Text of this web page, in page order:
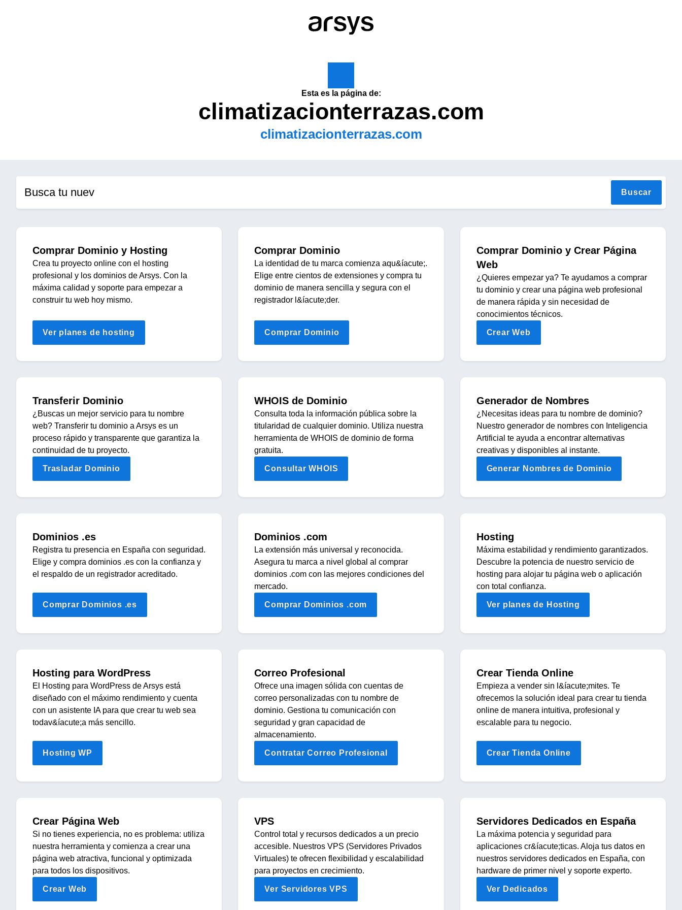
Esta es la página de:
climatizacionterrazas.com
climatizacionterrazas.com
Busca tu nuevo Buscar
Comprar Dominio y Hosting
Crea tu proyecto online con el hosting
profesional y los dominios de Arsys. Con la
máxima calidad y soporte para empezar a
construir tu web hoy mismo.
Ver planes de hosting
Comprar Dominio
La identidad de tu marca comienza aqu&íacute;.
Elige entre cientos de extensiones y compra tu
dominio de manera sencilla y segura con el
registrador l&íacute;der.
Comprar Dominio
Comprar Dominio y Crear Página
Web
¿Quieres empezar ya? Te ayudamos a comprar
tu dominio y crear una página web profesional
de manera rápida y sin necesidad de
conocimientos técnicos.
Crear Web
Transferir Dominio
¿Buscas un mejor servicio para tu nombre
web? Transferir tu dominio a Arsys es un
proceso rápido y transparente que garantiza la
continuidad de tu proyecto.
Trasladar Dominio
WHOIS de Dominio
Consulta toda la información pública sobre la
titularidad de cualquier dominio. Utiliza nuestra
herramienta de WHOIS de dominio de forma
gratuita.
Consultar WHOIS
Generador de Nombres
¿Necesitas ideas para tu nombre de dominio?
Nuestro generador de nombres con Inteligencia
Artificial te ayuda a encontrar alternativas
creativas y disponibles al instante.
Generar Nombres de Dominio
Dominios .es
Registra tu presencia en España con seguridad.
Elige y compra dominios .es con la confianza y
el respaldo de un registrador acreditado.
Comprar Dominios .es
Dominios .com
La extensión más universal y reconocida.
Asegura tu marca a nivel global al comprar
dominios .com con las mejores condiciones del
mercado.
Comprar Dominios .com
Hosting
Máxima estabilidad y rendimiento garantizados.
Descubre la potencia de nuestro servicio de
hosting para alojar tu página web o aplicación
con total confianza.
Ver planes de Hosting
Hosting para WordPress
El Hosting para WordPress de Arsys está
diseñado con el máximo rendimiento y cuenta
con un asistente IA para que crear tu web sea
todav&íacute;a más sencillo.
Hosting WP
Correo Profesional
Ofrece una imagen sólida con cuentas de
correo personalizadas con tu nombre de
dominio. Gestiona tu comunicación con
seguridad y gran capacidad de
almacenamiento.
Contratar Correo Profesional
Crear Tienda Online
Empieza a vender sin l&íacute;mites. Te
ofrecemos la solución ideal para crear tu tienda
online de manera intuitiva, profesional y
escalable para tu negocio.
Crear Tienda Online
Crear Página Web
Si no tienes experiencia, no es problema: utiliza
nuestra herramienta y comienza a crear una
página web atractiva, funcional y optimizada
para todos los dispositivos.
Crear Web
VPS
Control total y recursos dedicados a un precio
accesible. Nuestros VPS (Servidores Privados
Virtuales) te ofrecen flexibilidad y escalabilidad
para proyectos en crecimiento.
Ver Servidores VPS
Servidores Dedicados en España
La máxima potencia y seguridad para
aplicaciones cr&íacute;ticas. Aloja tus datos en
nuestros servidores dedicados en España, con
hardware de primer nivel y soporte experto.
Ver Dedicados